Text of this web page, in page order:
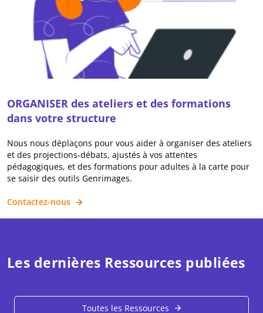
ORGANISER des ateliers et des formations
dans votre structure
Nous nous déplaçons pour vous aider à organiser des ateliers
et des projections-débats, ajustés à vos attentes
pédagogiques, et des formations pour adultes à la carte pour
se saisir des outils Genrimages.
Contactez-nous
Les dernières Ressources publiées
Toutes les Ressources